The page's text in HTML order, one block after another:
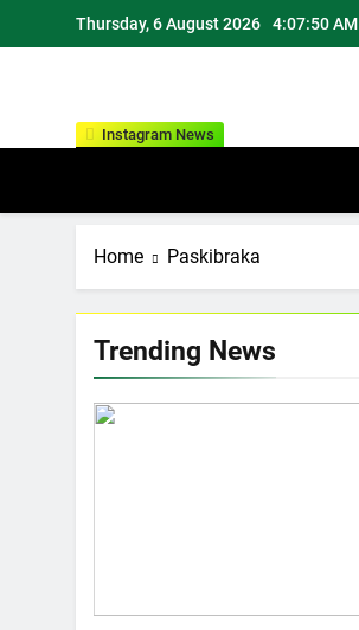
Thursday, 6 August 2026 4:07:51 AM
Instagram News
Home Paskibraka
Trending News